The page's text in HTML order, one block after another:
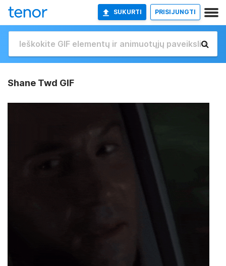
SUKURTI PRISIJUNGTI
Shane Twd GIF